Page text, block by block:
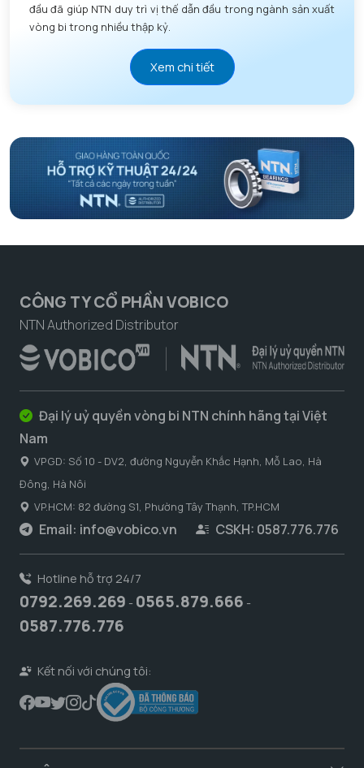
đầu đã giúp NTN duy trì vị thế dẫn đầu trong ngành sản xuất
vòng bi trong nhiều thập kỷ.
Xem chi tiết
CÔNG TY CỔ PHẦN VOBICO
NTN Authorized Distributor
Đại lý uỷ quyền vòng bi NTN chính hãng tại Việt
Nam
VPGD: Số 10 - DV2, đường Nguyễn Khắc Hạnh, Mỗ Lao, Hà
Đông, Hà Nôi
VP.HCM: 82 đường S1, Phường Tây Thạnh, TP.HCM
Email: info@vobico.vn CSKH: 0587.776.776
Hotline hỗ trợ 24/7
0792.269.269 - 0565.879.666 -
0587.776.776
Kết nối với chúng tôi: